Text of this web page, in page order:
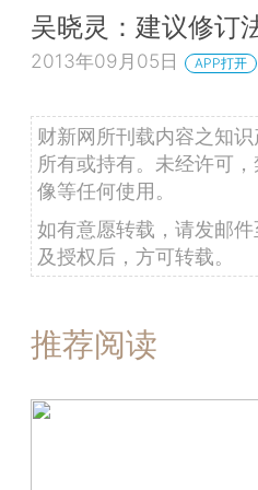
吴晓灵：建议修订
2013年09月05日 APP打开
财新网所刊载内容之知
所有或持有。未经许可
像等任何使用。
如有意愿转载，请发邮件
及授权后，方可转载。
推荐阅读